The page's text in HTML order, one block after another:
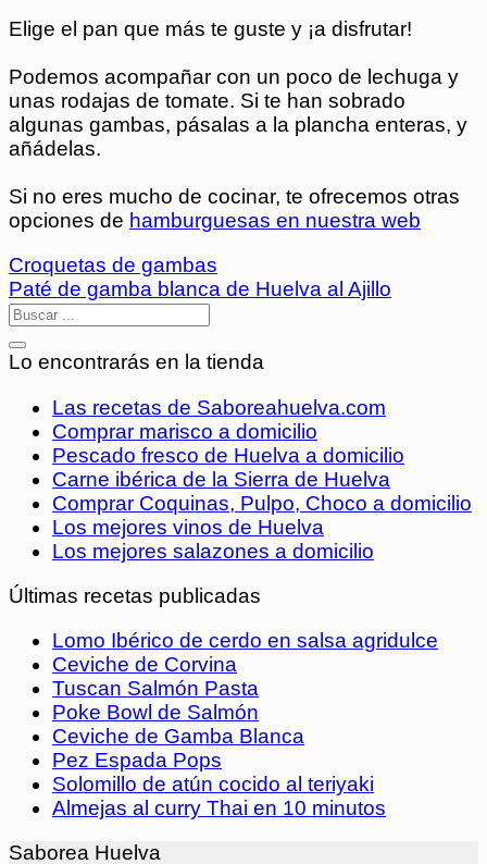
Elige el pan que más te guste y ¡a disfrutar!
Podemos acompañar con un poco de lechuga y
unas rodajas de tomate. Si te han sobrado
algunas gambas, pásalas a la plancha enteras, y
añádelas.
Si no eres mucho de cocinar, te ofrecemos otras
opciones de hamburguesas en nuestra web
Croquetas de gambas
Paté de gamba blanca de Huelva al Ajillo
Lo encontrarás en la tienda
Las recetas de Saboreahuelva.com
Comprar marisco a domicilio
Pescado fresco de Huelva a domicilio
Carne ibérica de la Sierra de Huelva
Comprar Coquinas, Pulpo, Choco a domicilio
Los mejores vinos de Huelva
Los mejores salazones a domicilio
Últimas recetas publicadas
Lomo Ibérico de cerdo en salsa agridulce
Ceviche de Corvina
Tuscan Salmón Pasta
Poke Bowl de Salmón
Ceviche de Gamba Blanca
Pez Espada Pops
Solomillo de atún cocido al teriyaki
Almejas al curry Thai en 10 minutos
Saborea Huelva